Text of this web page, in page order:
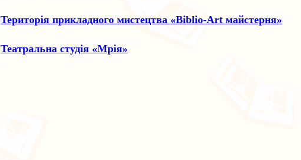
Територія прикладного мистецтва «Biblio-Art майстерня»
Театральна студія «Мрія»